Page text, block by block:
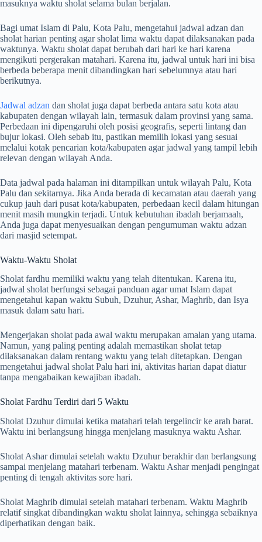
masuknya waktu sholat selama bulan berjalan.
Bagi umat Islam di Palu, Kota Palu, mengetahui jadwal adzan dan
sholat harian penting agar sholat lima waktu dapat dilaksanakan pada
waktunya. Waktu sholat dapat berubah dari hari ke hari karena
mengikuti pergerakan matahari. Karena itu, jadwal untuk hari ini bisa
berbeda beberapa menit dibandingkan hari sebelumnya atau hari
berikutnya.
Jadwal adzan dan sholat juga dapat berbeda antara satu kota atau
kabupaten dengan wilayah lain, termasuk dalam provinsi yang sama.
Perbedaan ini dipengaruhi oleh posisi geografis, seperti lintang dan
bujur lokasi. Oleh sebab itu, pastikan memilih lokasi yang sesuai
melalui kotak pencarian kota/kabupaten agar jadwal yang tampil lebih
relevan dengan wilayah Anda.
Data jadwal pada halaman ini ditampilkan untuk wilayah Palu, Kota
Palu dan sekitarnya. Jika Anda berada di kecamatan atau daerah yang
cukup jauh dari pusat kota/kabupaten, perbedaan kecil dalam hitungan
menit masih mungkin terjadi. Untuk kebutuhan ibadah berjamaah,
Anda juga dapat menyesuaikan dengan pengumuman waktu adzan
dari masjid setempat.
Waktu-Waktu Sholat
Sholat fardhu memiliki waktu yang telah ditentukan. Karena itu,
jadwal sholat berfungsi sebagai panduan agar umat Islam dapat
mengetahui kapan waktu Subuh, Dzuhur, Ashar, Maghrib, dan Isya
masuk dalam satu hari.
Mengerjakan sholat pada awal waktu merupakan amalan yang utama.
Namun, yang paling penting adalah memastikan sholat tetap
dilaksanakan dalam rentang waktu yang telah ditetapkan. Dengan
mengetahui jadwal sholat Palu hari ini, aktivitas harian dapat diatur
tanpa mengabaikan kewajiban ibadah.
Sholat Fardhu Terdiri dari 5 Waktu
Sholat Dzuhur dimulai ketika matahari telah tergelincir ke arah barat.
Waktu ini berlangsung hingga menjelang masuknya waktu Ashar.
Sholat Ashar dimulai setelah waktu Dzuhur berakhir dan berlangsung
sampai menjelang matahari terbenam. Waktu Ashar menjadi pengingat
penting di tengah aktivitas sore hari.
Sholat Maghrib dimulai setelah matahari terbenam. Waktu Maghrib
relatif singkat dibandingkan waktu sholat lainnya, sehingga sebaiknya
diperhatikan dengan baik.